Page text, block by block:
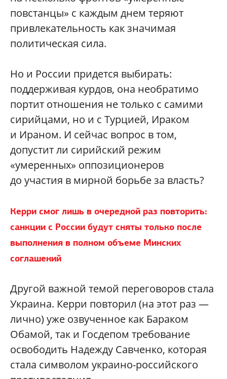
повстанцы» с каждым днем теряют
привлекательность как значимая
политическая сила.
Но и России придется выбирать:
поддерживая курдов, она необратимо
портит отношения не только с самими
сирийцами, но и с Турцией, Ираком
и Ираном. И сейчас вопрос в том,
допустит ли сирийский режим
«умеренных» оппозиционеров
до участия в мирной борьбе за власть?
Керри смог лишь в очередной раз повторить:
санкции с России будут сняты только после
выполнения в полном объеме Минских
соглашений
Другой важной темой переговоров стала
Украина. Керри повторил (на этот раз —
лично) уже озвученное как Бараком
Обамой, так и Госдепом требование
освободить Надежду Савченко, которая
стала символом украино-российского